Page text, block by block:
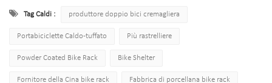
Tag Caldi : produttore doppio bici cremagliera
Portabiciclette Caldo-tuffato Più rastrelliere
Powder Coated Bike Rack Bike Shelter
Fornitore della Cina bike rack Fabbrica di porcellana bike rack